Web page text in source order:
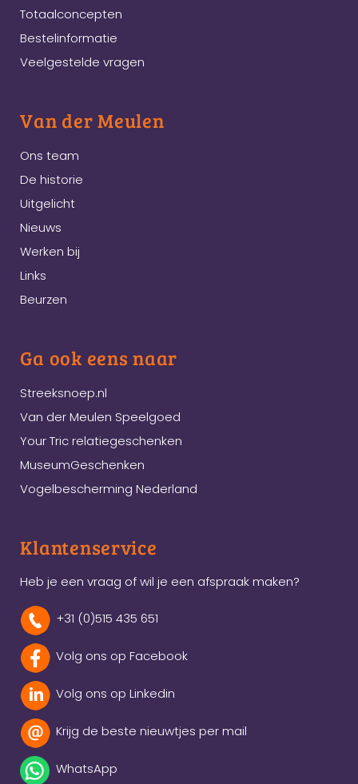
Totaalconcepten
Bestelinformatie
Veelgestelde vragen
Van der Meulen
Ons team
De historie
Uitgelicht
Nieuws
Werken bij
Links
Beurzen
Ga ook eens naar
Streeksnoep.nl
Van der Meulen Speelgoed
Your Tric relatiegeschenken
MuseumGeschenken
Vogelbescherming Nederland
Klantenservice
Heb je een vraag of wil je een afspraak maken?
+31 (0)515 435 651
Volg ons op Facebook
Volg ons op Linkedin
Krijg de beste nieuwtjes per mail
WhatsApp